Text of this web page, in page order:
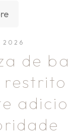
2026
de
restrito